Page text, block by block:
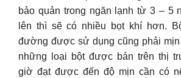
bảo quản trong ngăn lạnh từ 3 – 5
lên thì sẽ có nhiều bọt khí hơn.
đường được sử dụng cũng phải
những loại bột được bán trên thị
giờ đạt được đến độ mịn cần có